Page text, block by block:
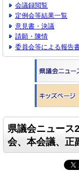
会議録閲覧
定例会等結果一覧
意見書・決議
請願・陳情
委員会等による報告
県議会ニュース
会、本会議、正